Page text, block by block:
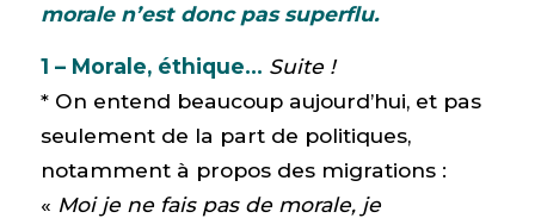
morale n’est donc pas superflu.
1 – Morale, éthique… Suite !
* On entend beaucoup aujourd’hui, et pas
seulement de la part de politiques,
notamment à propos des migrations :
« Moi je ne fais pas de morale, je